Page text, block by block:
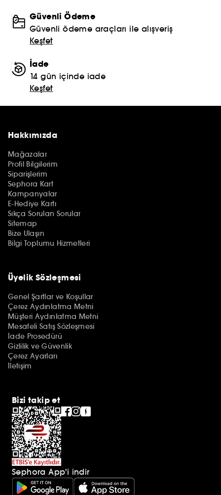
Güvenli Ödeme
Güvenli ödeme araçları ile alışveriş
Keşfet
İade
14 gün içinde iade
Keşfet
Hakkımızda
Mağazalar
Profil Bilgilerim
Siparişlerim
Sephora Kart
Kampanyalar
E-Hediye Kartı
Sıkça Sorulan Sorular
Sitemap
Bize Ulaşın
Bilgi Toplumu Hizmetleri
Üyelik Sözleşmesi
Genel Şartlar ve Koşullar
Çerez Aydınlatma Metni
Müşteri Aydınlatma Metni
Mesafeli Satış Sözleşmesi
İade Prosedürü
Gizlilik ve Güvenlik
Çerez Ayarları
İletişim
Bizi takip et
Sephora App'i indir